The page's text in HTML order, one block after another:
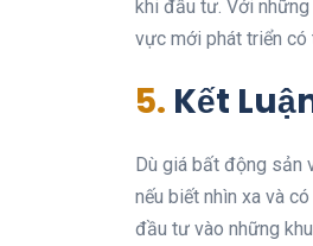
khi đầu tư. Với
vực mới phát triển có
5. Kết
Dù giá bất động sản
nếu biết nhìn xa và
đầu tư vào những